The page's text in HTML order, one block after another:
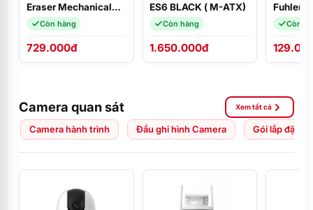
Eraser Mechanical
Blue Switch Black
Còn hàng
729.000đ
ES6 BLACK ( M-ATX)
Còn hàng
1.650.000đ
Fuhlen
Còn
Camera quan sát Xem tất cả
Camera hành trình Đầu ghi hình Camera Gói lắp đặt